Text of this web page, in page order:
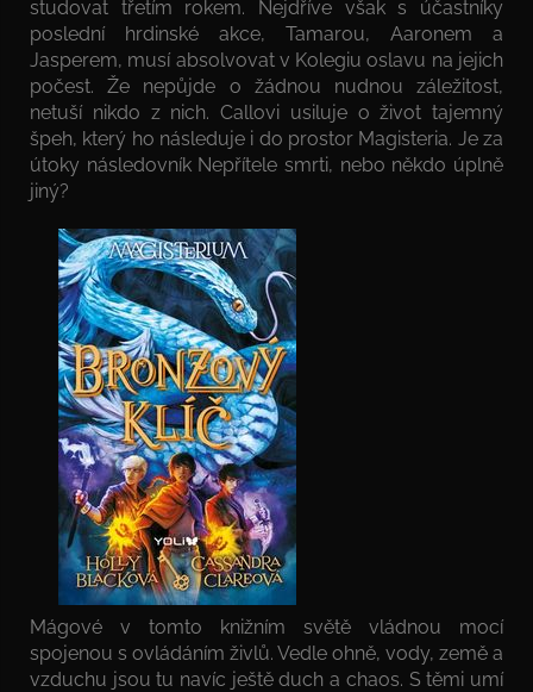
studovat třetím rokem. Nejdříve však s účastníky
poslední hrdinské akce, Tamarou, Aaronem a
Jasperem, musí absolvovat v Kolegiu oslavu na jejich
počest. Že nepůjde o žádnou nudnou záležitost,
netuší nikdo z nich. Callovi usiluje o život tajemný
špeh, který ho následuje i do prostor Magisteria. Je za
útoky následovník Nepřítele smrti, nebo někdo úplně
jiný?
Mágové v tomto knižním světě vládnou mocí
spojenou s ovládáním živlů. Vedle ohně, vody, země a
vzduchu jsou tu navíc ještě duch a chaos. S těmi umí